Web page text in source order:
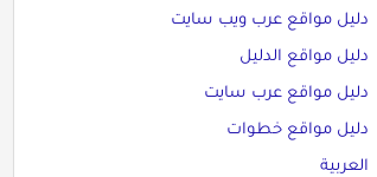
دليل مواقع عرب ويب سايت
دليل مواقع الدليل
دليل مواقع عرب سايت
دليل مواقع خطوات
العربية